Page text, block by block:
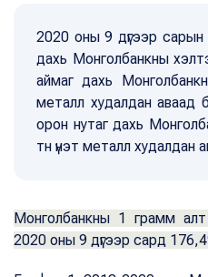
2020 оны 9 дүгээр
дахь Монголбанкны
аймаг дахь
металл худалдан аваад
орон нутаг дахь
тн үнэт металл худалдан
Монголбанкны 1 грамм
2020 оны 9 дүгээр сард